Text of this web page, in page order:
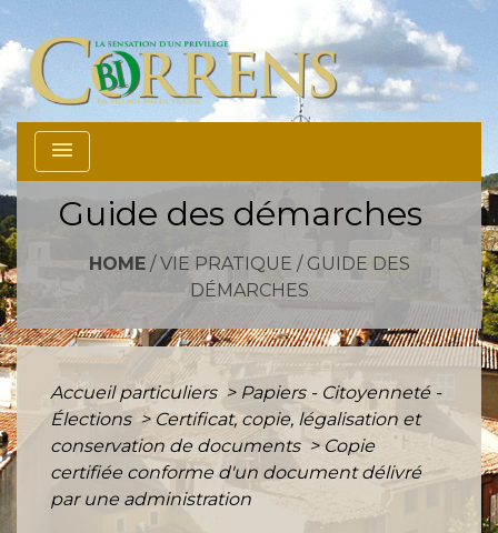
menu
Guide des démarches
HOME/ VIE PRATIQUE / GUIDE DES
DÉMARCHES
Accueil particuliers > Papiers - Citoyenneté -
Élections > Certificat, copie, légalisation et
conservation de documents > Copie
certifiée conforme d'un document délivré
par une administration